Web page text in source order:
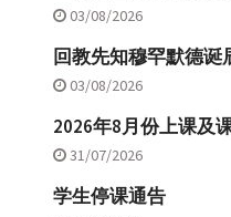
03/08/2026
回教先知穆罕默德诞
03/08/2026
2026年8月份上课及
31/07/2026
学生停课通告